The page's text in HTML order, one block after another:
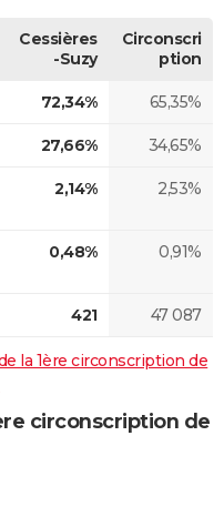
Cessières
-Suzy
Circonscri
ption
72,34% 65,35%
27,66% 34,65%
2,14% 2,53%
0,48% 0,91%
421 47 087
la 1ère circonscription de
circonscription de